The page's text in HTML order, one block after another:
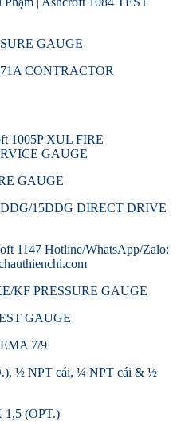
GAUGE
CONTRACTOR
1005P XUL FIRE
GAUGE
GAUGE
15DDG DIRECT DRIVE
1147 Hotline/WhatsApp/Zalo:
KF PRESSURE GAUGE
GAUGE
7/9
½ NPT cái, ¼ NPT cái & ½
1,5 (OPT.)